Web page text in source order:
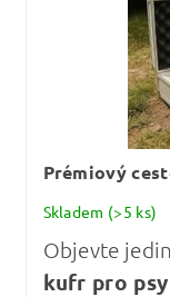
Prémiový
Skladem (>5 ks)
Objevte
kufr pro psy